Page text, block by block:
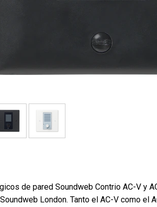
de pared Soundweb Contrio AC-V y
London. Tanto el AC-V como el